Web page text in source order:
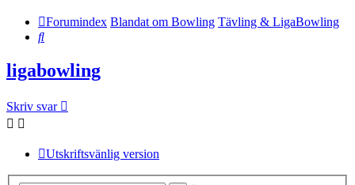
Forumindex Blandat om Bowling Tävling & LigaBowling
Sök
ligabowling
Skriv svar
Utskriftsvänlig version